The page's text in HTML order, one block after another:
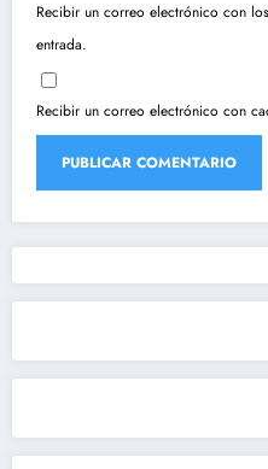
Recibir un correo electrónico con
entrada.
Recibir un correo electrónico con